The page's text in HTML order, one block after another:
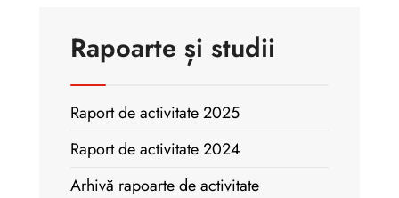
Rapoarte și studii
Raport de activitate 2025
Raport de activitate 2024
Arhivă rapoarte de activitate